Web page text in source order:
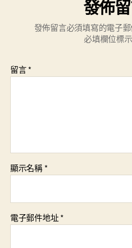
發佈
發佈留言必須填寫的電子
必填欄位標
留言*
顯示名稱*
電子郵件地址*